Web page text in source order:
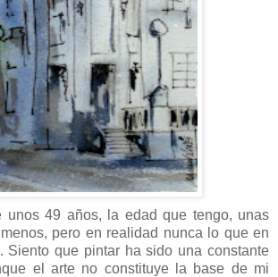
unos 49 años, la edad que tengo, unas
pero en realidad nunca lo que en
Siento que pintar ha sido una constante
el arte no constituye la base de mi